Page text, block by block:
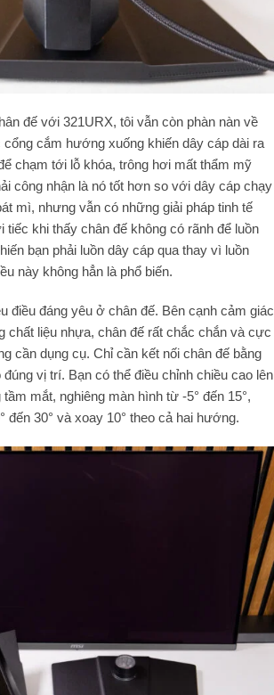
đế với 321URX, tôi vẫn còn phàn nàn về
cắm hướng xuống khiến dây cáp dài ra
chạm tới lỗ khóa, trông hơi mất thẩm mỹ
công nhận là nó tốt hơn so với dây cáp chạy
mì, nhưng vẫn có những giải pháp tinh tế
khi thấy chân đế không có rãnh để luồn
bạn phải luồn dây cáp qua thay vì luồn
này không hẳn là phổ biến.
điều đáng yêu ở chân đế. Bên cạnh cảm giác
chất liệu nhựa, chân đế rất chắc chắn và cực
cần dụng cụ. Chỉ cần kết nối chân đế bằng
vị trí. Bạn có thể điều chỉnh chiều cao lên
mắt, nghiêng màn hình từ -5° đến 15°,
đến 30° và xoay 10° theo cả hai hướng.